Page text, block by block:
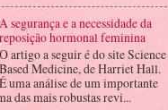
A segurança e a necessidade da
reposição hormonal feminina
O artigo a seguir é do site Science
Based Medicine, de Harriet Hall.
É uma análise de um importante
das mais robustas revi...